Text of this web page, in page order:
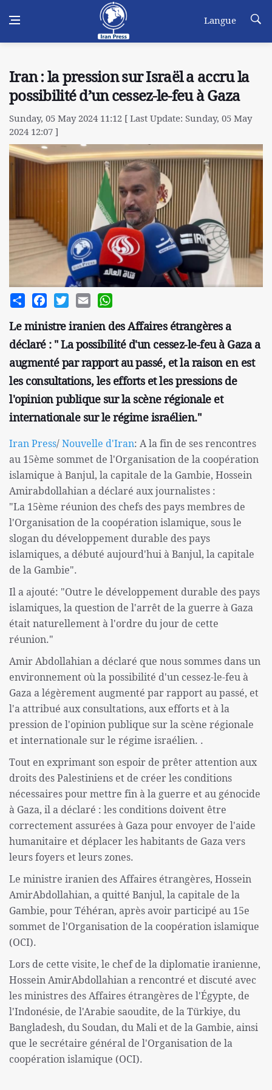
Langue
Iran : la pression sur Israël a accru la
possibilité d’un cessez-le-feu à Gaza
Sunday, 05 May 2024 11:12 [ Last Update: Sunday, 05 May
2024 12:07 ]
Share FacebookTwitterEmail
Le ministre iranien des Affaires étrangères a
déclaré : " La possibilité d'un cessez-le-feu à Gaza a
augmenté par rapport au passé, et la raison en est
les consultations, les efforts et les pressions de
l'opinion publique sur la scène régionale et
internationale sur le régime israélien."
Iran Press/Nouvelle d'Iran: A la fin de ses rencontres
au 15ème sommet de l'Organisation de la coopération
islamique à Banjul, la capitale de la Gambie, Hossein
Amirabdollahian a déclaré aux journalistes :
"La 15ème réunion des chefs des pays membres de
l'Organisation de la coopération islamique, sous le
slogan du développement durable des pays
islamiques, a débuté aujourd'hui à Banjul, la capitale
de la Gambie".
Il a ajouté: "Outre le développement durable des pays
islamiques, la question de l'arrêt de la guerre à Gaza
était naturellement à l'ordre du jour de cette
réunion."
Amir Abdollahian a déclaré que nous sommes dans un
environnement où la possibilité d'un cessez-le-feu à
Gaza a légèrement augmenté par rapport au passé, et
l'a attribué aux consultations, aux efforts et à la
pression de l'opinion publique sur la scène régionale
et internationale sur le régime israélien. .
Tout en exprimant son espoir de prêter attention aux
droits des Palestiniens et de créer les conditions
nécessaires pour mettre fin à la guerre et au génocide
à Gaza, il a déclaré : les conditions doivent être
correctement assurées à Gaza pour envoyer de l'aide
humanitaire et déplacer les habitants de Gaza vers
leurs foyers et leurs zones.
Le ministre iranien des Affaires étrangères, Hossein
AmirAbdollahian, a quitté Banjul, la capitale de la
Gambie, pour Téhéran, après avoir participé au 15e
sommet de l'Organisation de la coopération islamique
(OCI).
Lors de cette visite, le chef de la diplomatie iranienne,
Hossein AmirAbdollahian a rencontré et discuté avec
les ministres des Affaires étrangères de l'Égypte, de
l'Indonésie, de l'Arabie saoudite, de la Türkiye, du
Bangladesh, du Soudan, du Mali et de la Gambie, ainsi
que le secrétaire général de l'Organisation de la
coopération islamique (OCI).